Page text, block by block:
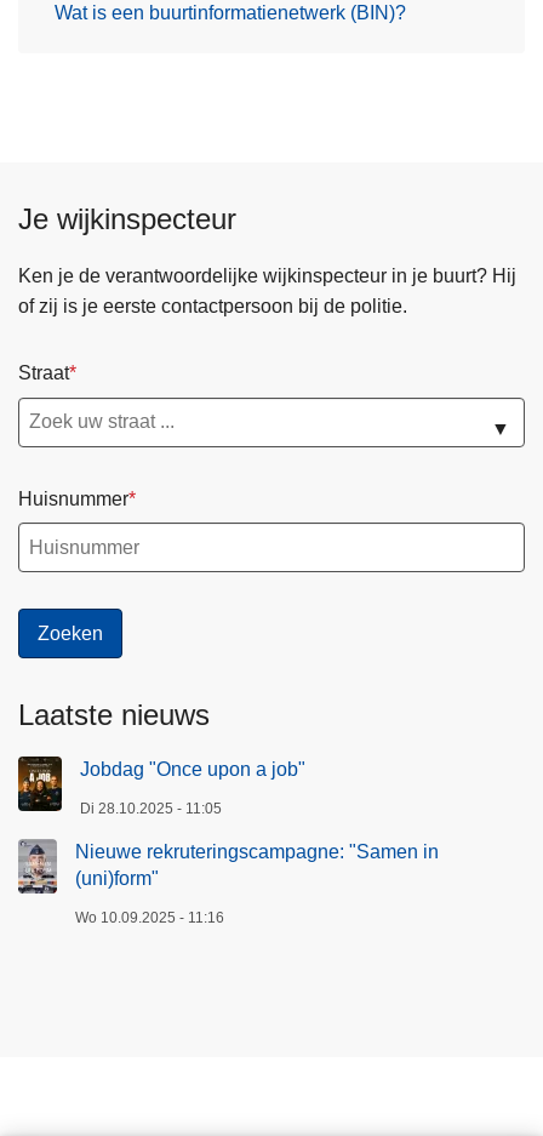
Wat is een buurtinformatienetwerk (BIN)?
Je wijkinspecteur
Ken je de verantwoordelijke wijkinspecteur in je buurt? Hij
of zij is je eerste contactpersoon bij de politie.
Straat
▼
Huisnummer
Laatste nieuws
Jobdag "Once upon a job"
Di 28.10.2025 - 11:05
Nieuwe rekruteringscampagne: "Samen in
(uni)form"
Wo 10.09.2025 - 11:16